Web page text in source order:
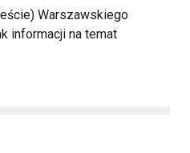
Warszawskiego
informacji na temat